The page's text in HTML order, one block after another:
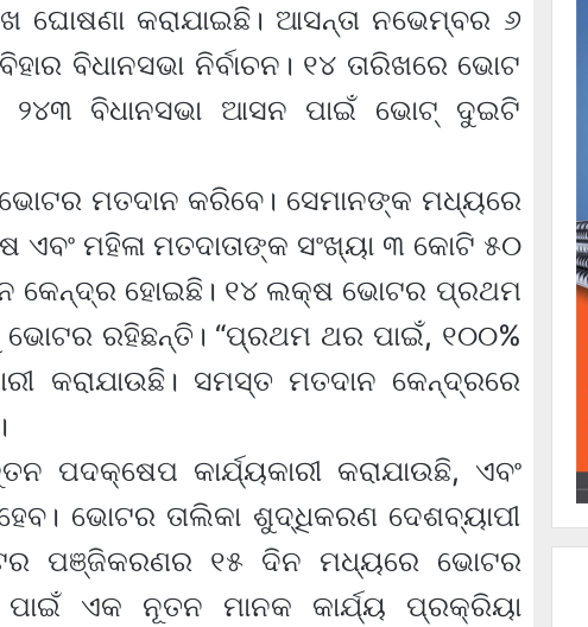
ଘୋଷଣା କରାଯାଇଛି। ଆସନ୍ତା ନଭେମ୍ବର ୬
ବିଧାନସଭା ନିର୍ବାଚନ। ୧୪ ତାରିଖରେ ଭୋଟ
ବିଧାନସଭା ଆସନ ପାଇଁ ଭୋଟ୍ ଦୁଇଟି
ମତଦାନ କରିବେ। ସେମାନଙ୍କ ମଧ୍ୟରେ
ମହିଳା ମତଦାତାଙ୍କ ସଂଖ୍ୟା ୩ କୋଟି ୫୦
କେନ୍ଦ୍ର ହୋଇଛି। ୧୪ ଲକ୍ଷ ଭୋଟର ପ୍ରଥମ
ଭୋଟର ରହିଛନ୍ତି। “ପ୍ରଥମ ଥର ପାଇଁ, ୧୦୦%
କରାଯାଉଛି। ସମସ୍ତ ମତଦାନ କେନ୍ଦ୍ରରେ
ପଦକ୍ଷେପ କାର୍ଯ୍ୟକାରୀ କରାଯାଉଛି, ଏବଂ
ଭୋଟର ତାଲିକା ଶୁଦ୍ଧିକରଣ ଦେଶବ୍ୟାପୀ
ପଞ୍ଜିକରଣର ୧୫ ଦିନ ମଧ୍ୟରେ ଭୋଟର
ଏକ ନୂତନ ମାନକ କାର୍ଯ୍ୟ ପ୍ରକ୍ରିୟା